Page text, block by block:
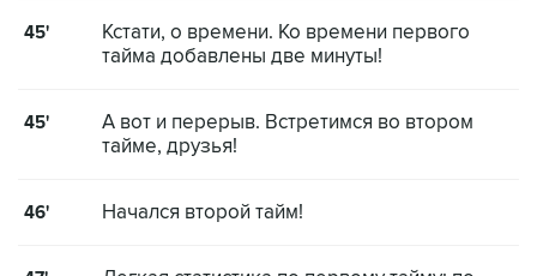
45'
Кстати, о времени. Ко времени первого
тайма добавлены две минуты!
45'
А вот и перерыв. Встретимся во втором
тайме, друзья!
46' Начался второй тайм!